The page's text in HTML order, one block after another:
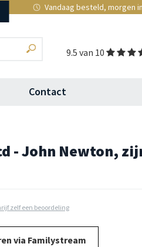
Vandaag besteld, morgen
9.5 van 10
Contact
- John Newton,
zelf een beoordeling
via Familystream